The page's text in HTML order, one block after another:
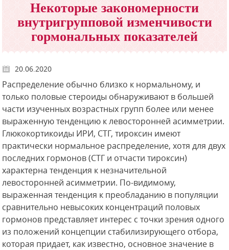
Некоторые закономерности
внутригрупповой изменчивости
гормональных показателей
20.06.2020
Распределение обычно близко к нормальному, и
только половые стероиды обнаруживают в большей
части изученных возрастных групп более или менее
выраженную тенденцию к левосторонней асимметрии.
Глюкокортикоиды ИРИ, СТГ, тироксин имеют
практически нормальное распределение, хотя для двух
последних гормонов (СТГ и отчасти тироксин)
характерна тенденция к незначительной
левосторонней асимметрии. По-видимому,
выраженная тенденция к преобладанию в популяции
сравнительно невысоких концентраций половых
гормонов представляет интерес с точки зрения одного
из положений концепции стабилизирующего отбора,
которая придает, как известно, основное значение в